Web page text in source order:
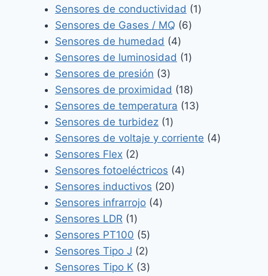
producto
Sensores de conductividad 11
Sensores de Gases / MQ 66
Sensores de humedad 44
productos
Sensores de luminosidad 11
Sensores de presión 33
productos
Sensores de proximidad 1818
productos
Sensores de temperatura 1313
Sensores de turbidez 11
producto
Sensores de voltaje y corriente 44
Sensores Flex 22
productos
Sensores fotoeléctricos 44
Sensores inductivos 2020
Sensores infrarrojo 44
Sensores LDR 11
producto
Sensores PT100 55
productos
Sensores Tipo J 22
productos
Sensores Tipo K 33